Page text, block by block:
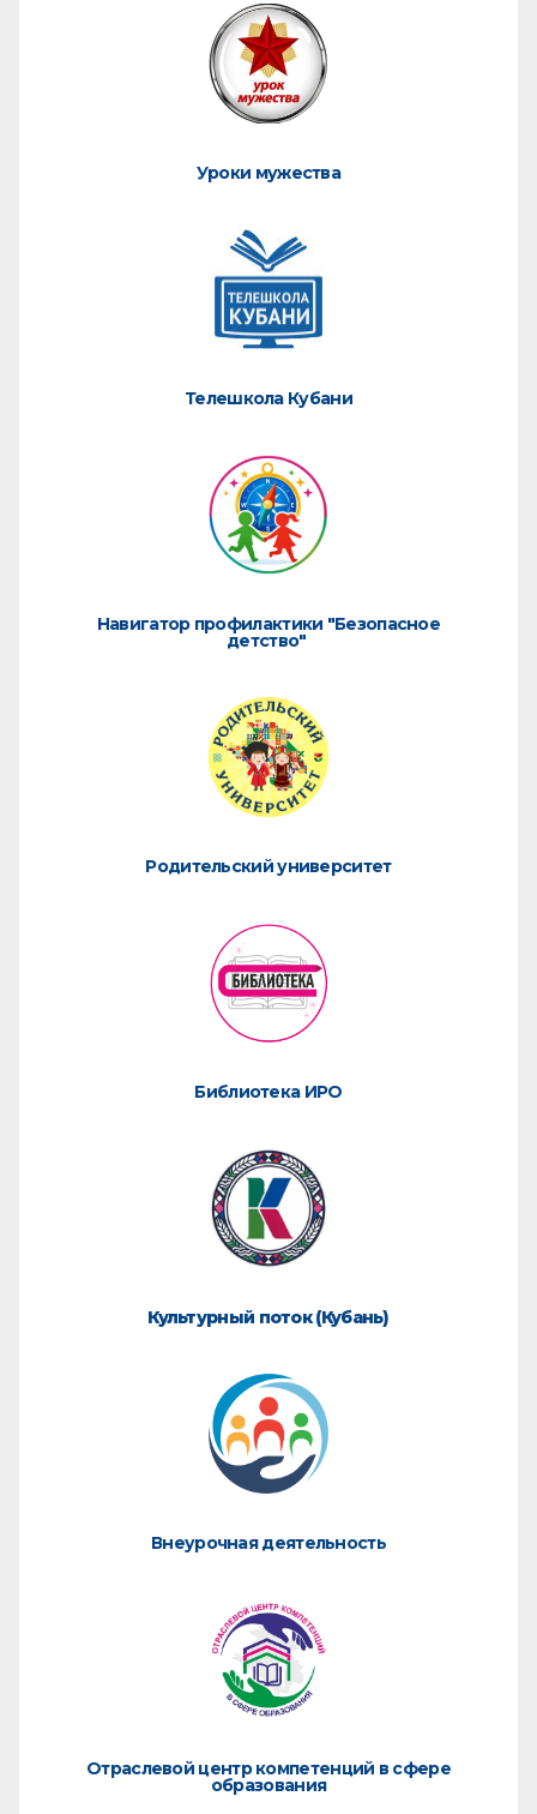
Уроки мужества
Телешкола Кубани
Навигатор профилактики "Безопасное
детство"
Родительский университет
Библиотека ИРО
Культурный поток (Кубань)
Внеурочная деятельность
Отраслевой центр компетенций в сфере
образования